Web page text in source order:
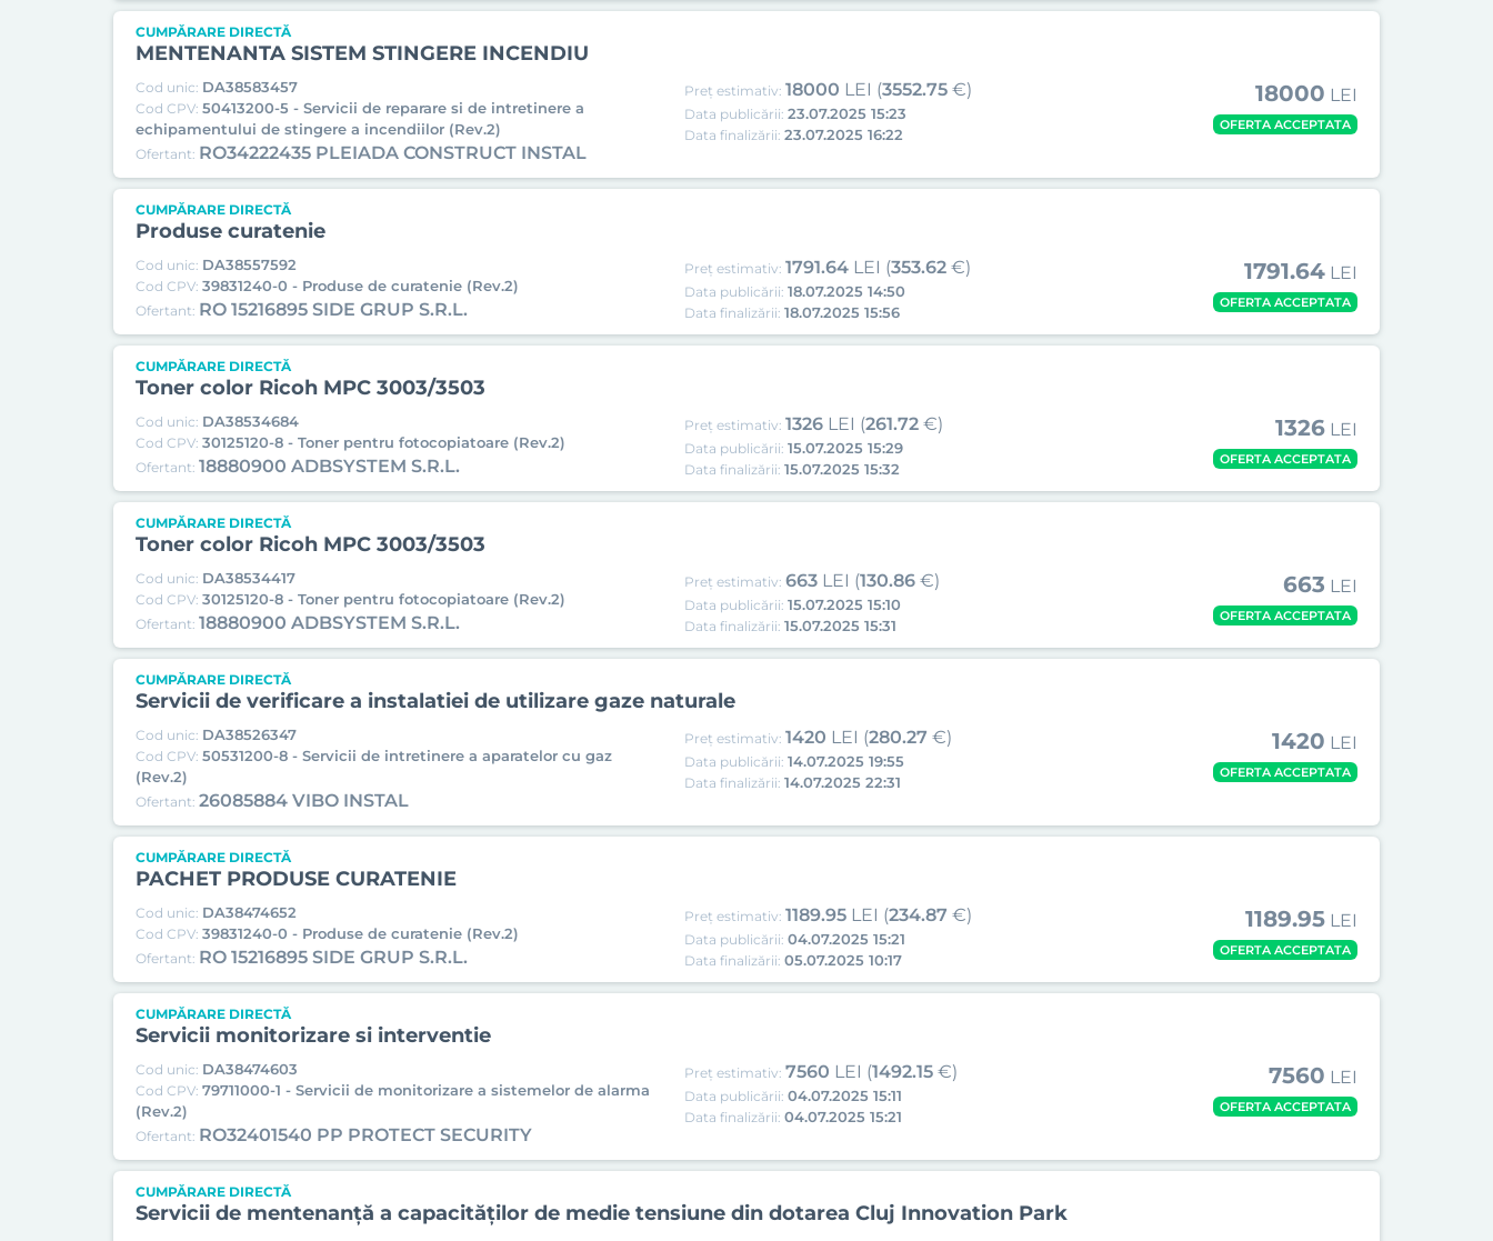
CUMPĂRARE DIRECTĂ
MENTENANTA SISTEM STINGERE INCENDIU
Cod unic: DA38583457
Cod CPV: 50413200-5 - Servicii de reparare si de intretinere a
echipamentului de stingere a incendiilor (Rev.2)
Ofertant: RO34222435 PLEIADA CONSTRUCT INSTAL
Preț estimativ:18000 LEI (3552.75 €)
Data publicării:23.07.2025 15:23
Data finalizării:23.07.2025 16:22
18000 LEI
OFERTA ACCEPTATA
CUMPĂRARE DIRECTĂ
Produse curatenie
Cod unic: DA38557592
Cod CPV: 39831240-0 - Produse de curatenie (Rev.2)
Ofertant: RO 15216895 SIDE GRUP S.R.L.
Preț estimativ:1791.64 LEI (353.62 €)
Data publicării:18.07.2025 14:50
Data finalizării:18.07.2025 15:56
1791.64 LEI
OFERTA ACCEPTATA
CUMPĂRARE DIRECTĂ
Toner color Ricoh MPC 3003/3503
Cod unic: DA38534684
Cod CPV: 30125120-8 - Toner pentru fotocopiatoare (Rev.2)
Ofertant: 18880900 ADBSYSTEM S.R.L.
Preț estimativ:1326 LEI (261.72 €)
Data publicării:15.07.2025 15:29
Data finalizării:15.07.2025 15:32
1326 LEI
OFERTA ACCEPTATA
CUMPĂRARE DIRECTĂ
Toner color Ricoh MPC 3003/3503
Cod unic: DA38534417
Cod CPV: 30125120-8 - Toner pentru fotocopiatoare (Rev.2)
Ofertant: 18880900 ADBSYSTEM S.R.L.
Preț estimativ:663 LEI (130.86 €)
Data publicării:15.07.2025 15:10
Data finalizării:15.07.2025 15:31
663 LEI
OFERTA ACCEPTATA
CUMPĂRARE DIRECTĂ
Servicii de verificare a instalatiei de utilizare gaze naturale
Cod unic: DA38526347
Cod CPV: 50531200-8 - Servicii de intretinere a aparatelor cu gaz
(Rev.2)
Ofertant: 26085884 VIBO INSTAL
Preț estimativ:1420 LEI (280.27 €)
Data publicării:14.07.2025 19:55
Data finalizării:14.07.2025 22:31
1420 LEI
OFERTA ACCEPTATA
CUMPĂRARE DIRECTĂ
PACHET PRODUSE CURATENIE
Cod unic: DA38474652
Cod CPV: 39831240-0 - Produse de curatenie (Rev.2)
Ofertant: RO 15216895 SIDE GRUP S.R.L.
Preț estimativ:1189.95 LEI (234.87 €)
Data publicării:04.07.2025 15:21
Data finalizării:05.07.2025 10:17
1189.95 LEI
OFERTA ACCEPTATA
CUMPĂRARE DIRECTĂ
Servicii monitorizare si interventie
Cod unic: DA38474603
Cod CPV: 79711000-1 - Servicii de monitorizare a sistemelor de alarma
(Rev.2)
Ofertant: RO32401540 PP PROTECT SECURITY
Preț estimativ:7560 LEI (1492.15 €)
Data publicării:04.07.2025 15:11
Data finalizării:04.07.2025 15:21
7560 LEI
OFERTA ACCEPTATA
CUMPĂRARE DIRECTĂ
Servicii de mentenanță a capacităților de medie tensiune din dotarea Cluj Innovation Park